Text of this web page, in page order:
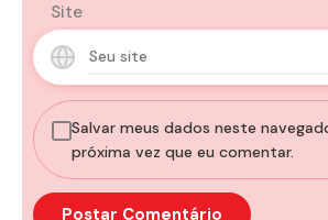
Site
Salvar meus dados neste
próxima vez que eu comentar.